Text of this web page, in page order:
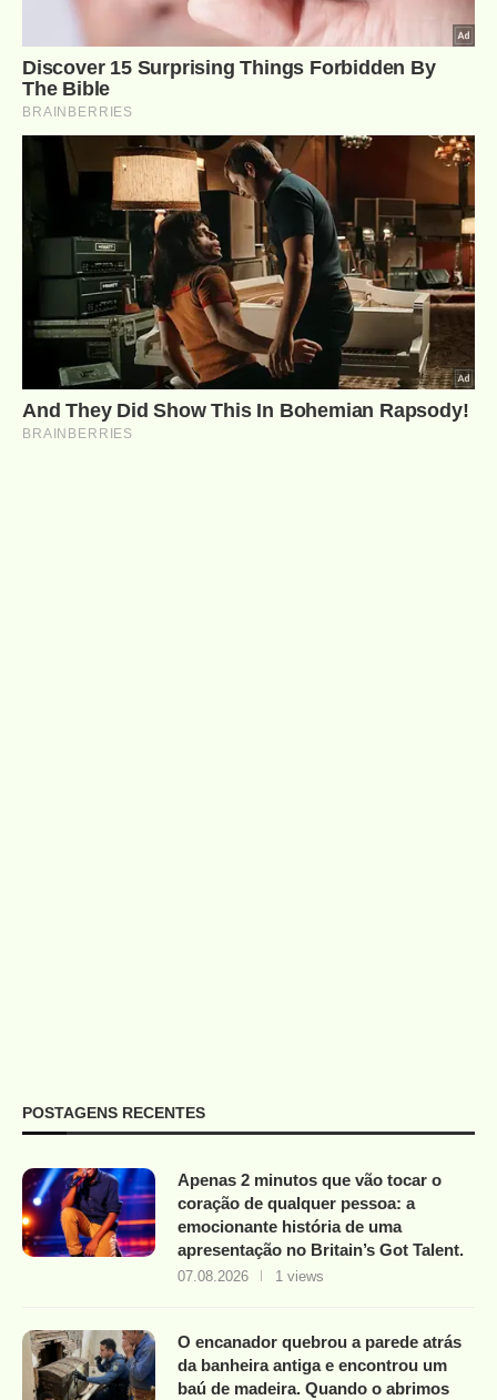
POSTAGENS RECENTES
Apenas 2 minutos que vão tocar o
coração de qualquer pessoa: a
emocionante história de uma
apresentação no Britain’s Got Talent.
07.08.2026 1 views
O encanador quebrou a parede atrás
da banheira antiga e encontrou um
baú de madeira. Quando o abrimos